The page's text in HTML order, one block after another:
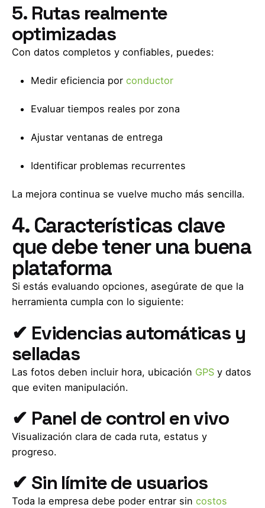
5. Rutas realmente
optimizadas
Con datos completos y confiables, puedes:
Medir eficiencia por conductor
Evaluar tiempos reales por zona
Ajustar ventanas de entrega
Identificar problemas recurrentes
La mejora continua se vuelve mucho más sencilla.
4. Características clave
que debe tener una buena
plataforma
Si estás evaluando opciones, asegúrate de que la
herramienta cumpla con lo siguiente:
✔ Evidencias automáticas y
selladas
Las fotos deben incluir hora, ubicación GPS y datos
que eviten manipulación.
✔ Panel de control en vivo
Visualización clara de cada ruta, estatus y
progreso.
✔ Sin límite de usuarios
Toda la empresa debe poder entrar sin costos